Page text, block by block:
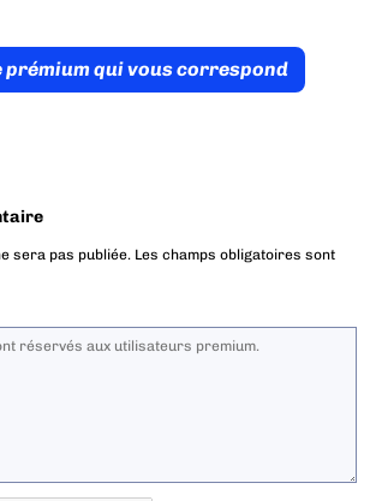
prémium qui vous correspond
sera pas publiée. Les champs obligatoires sont